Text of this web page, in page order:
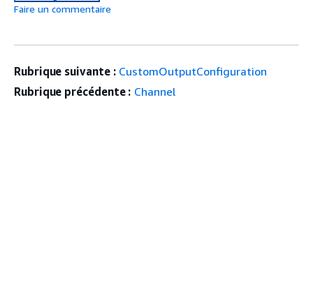
Faire un commentaire
Rubrique suivante : CustomOutputConfiguration
Rubrique précédente : Channel